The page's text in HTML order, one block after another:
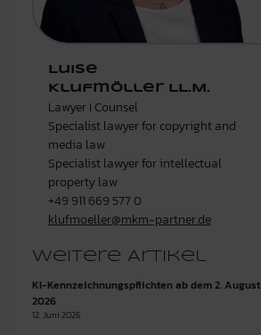
Luise
Klufmöller LL.M.
Lawyer I Counsel
Specialist lawyer for copyright and
media law
Specialist lawyer for intellectual
property law
+49 911 669 577 0
klufmoeller@mkm-partner.de
Weitere Artikel
KI-Kennzeichnungspflichten ab dem 2. August
2026
12. Juni 2026